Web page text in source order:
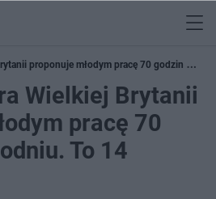
proponuje młodym pracę 70 godzin w
Wielkiej Brytanii
pracę 70
To 14